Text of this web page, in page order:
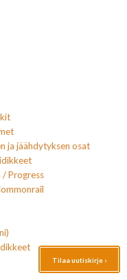
ja jäähdytyksen osat
/ Progress
Tilaa uutiskirje ›